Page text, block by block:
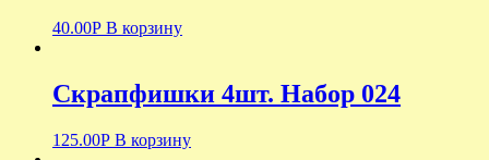
40.00Р В корзину
Скрапфишки 4шт. Набор 024
125.00Р В корзину